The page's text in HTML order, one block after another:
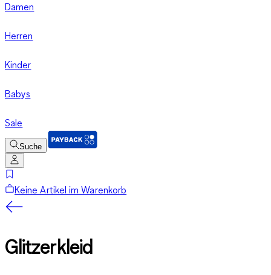
Damen
Herren
Kinder
Babys
Sale
Suche
Keine Artikel im Warenkorb
Glitzerkleid